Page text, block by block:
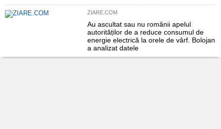
ZIARE.COM
Au ascultat sau nu românii apelul
autorităților de a reduce consumul de
energie electrică la orele de vârf. Bolojan
a analizat datele